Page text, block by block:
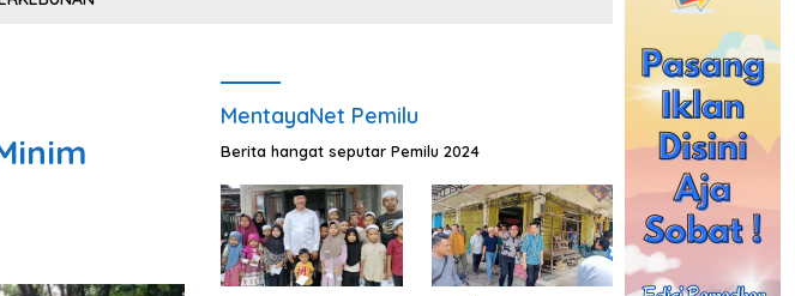
MentayaNet Pemilu
Berita hangat seputar Pemilu 2024